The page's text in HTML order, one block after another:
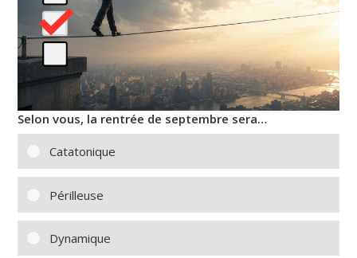
Selon vous, la rentrée de septembre sera…
Catatonique
Périlleuse
Dynamique